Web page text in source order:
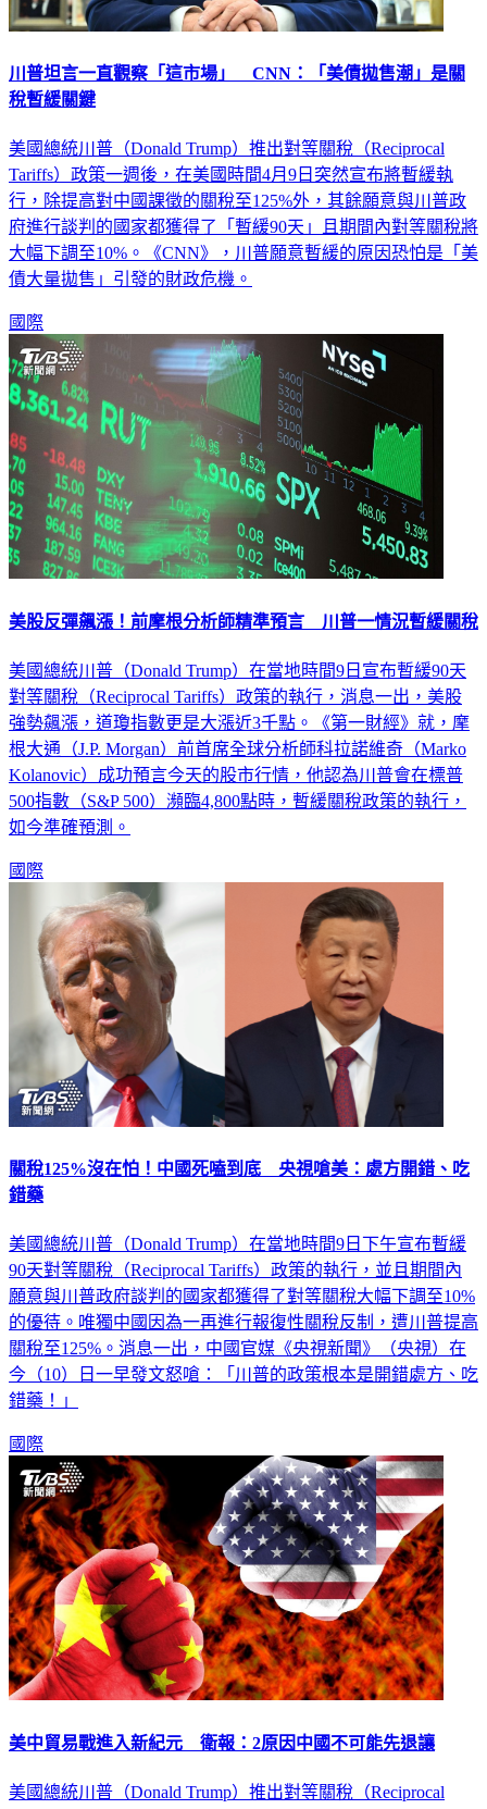
川普坦言一直觀察「這市場」 CNN：「美債拋售潮」是關
稅暫緩關鍵
美國總統川普（Donald Trump）推出對等關稅（Reciprocal
Tariffs）政策一週後，在美國時間4月9日突然宣布將暫緩執
行，除提高對中國課徵的關稅至125%外，其餘願意與川普政
府進行談判的國家都獲得了「暫緩90天」且期間內對等關稅將
大幅下調至10%。《CNN》，川普願意暫緩的原因恐怕是「美
債大量拋售」引發的財政危機。
國際
美股反彈飆漲！前摩根分析師精準預言 川普一情況暫緩關稅
美國總統川普（Donald Trump）在當地時間9日宣布暫緩90天
對等關稅（Reciprocal Tariffs）政策的執行，消息一出，美股
強勢飆漲，道瓊指數更是大漲近3千點。《第一財經》就，摩
根大通（J.P. Morgan）前首席全球分析師科拉諾維奇（Marko
Kolanovic）成功預言今天的股市行情，他認為川普會在標普
500指數（S&P 500）瀕臨4,800點時，暫緩關稅政策的執行，
如今準確預測。
國際
關稅125%沒在怕！中國死嗑到底 央視嗆美：處方開錯、吃
錯藥
美國總統川普（Donald Trump）在當地時間9日下午宣布暫緩
90天對等關稅（Reciprocal Tariffs）政策的執行，並且期間內
願意與川普政府談判的國家都獲得了對等關稅大幅下調至10%
的優待。唯獨中國因為一再進行報復性關稅反制，遭川普提高
關稅至125%。消息一出，中國官媒《央視新聞》（央視）在
今（10）日一早發文怒嗆：「川普的政策根本是開錯處方、吃
錯藥！」
國際
美中貿易戰進入新紀元 衛報：2原因中國不可能先退讓
美國總統川普（Donald Trump）推出對等關稅（Reciprocal